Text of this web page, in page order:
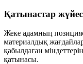
Қатынастар
Жеке адамның
материалдық
қабылдаған
қатынасы.